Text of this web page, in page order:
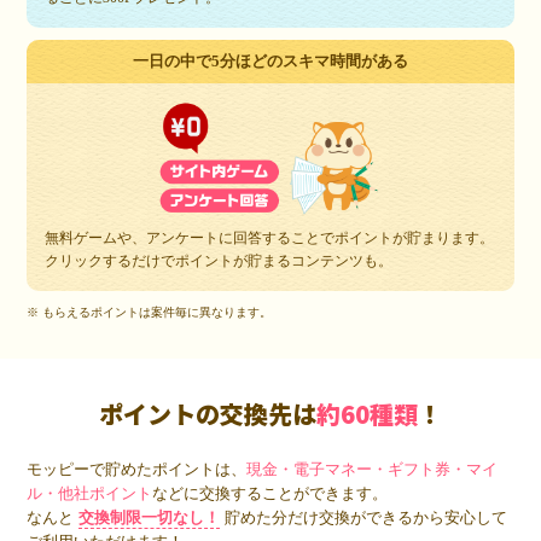
一日の中で5分ほどのスキマ時間がある
無料ゲームや、アンケートに回答することでポイントが貯まります。
クリックするだけでポイントが貯まるコンテンツも。
※ もらえるポイントは案件毎に異なります。
ポイントの交換先は約60種類 ！
モッピーで貯めたポイントは、現金・電子マネー・ギフト券・マイ
ル・他社ポイントなどに交換することができます。
なんと 交換制限一切なし！
貯めた分だけ交換ができるから安心して